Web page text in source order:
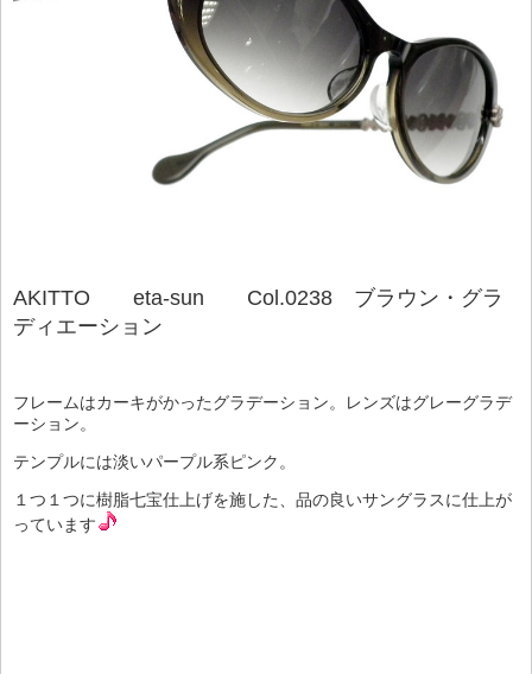
AKITTO eta-sun Col.0238 ブラウン・グラ
ディエーション
フレームはカーキがかったグラデーション。レンズはグレーグラデ
ーション。
テンプルには淡いパープル系ピンク。
１つ１つに樹脂七宝仕上げを施した、品の良いサングラスに仕上が
っています